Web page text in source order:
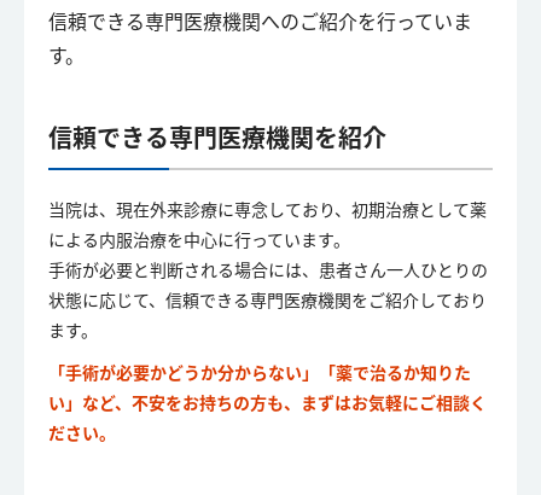
信頼できる専門医療機関へのご紹介を行っていま
す。
信頼できる専門医療機関を紹介
当院は、現在外来診療に専念しており、初期治療として薬
による内服治療を中心に行っています。
手術が必要と判断される場合には、患者さん一人ひとりの
状態に応じて、信頼できる専門医療機関をご紹介しており
ます。
「手術が必要かどうか分からない」「薬で治るか知りた
い」など、不安をお持ちの方も、まずはお気軽にご相談く
ださい。